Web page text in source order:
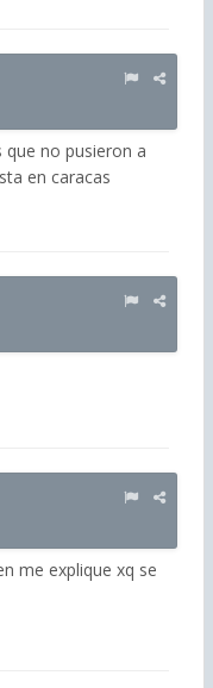
no pusieron a
en caracas
me explique xq se